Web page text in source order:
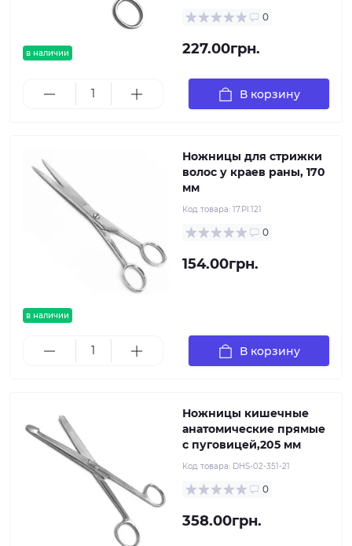
в наличии
0
227.00грн.
В корзину
в наличии
Ножницы для стрижки
волос у краев раны, 170
мм
Код товара: 17.PI.121
0
154.00грн.
В корзину
Ножницы кишечные
анатомические прямые
с пуговицей,205 мм
Код товара: DHS-02-351-21
0
358.00грн.